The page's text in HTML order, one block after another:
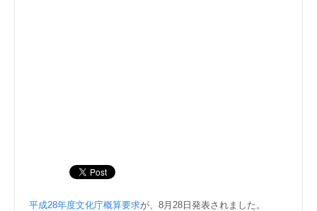
平成28年度文化庁概算要求が、8月28日発表されました。